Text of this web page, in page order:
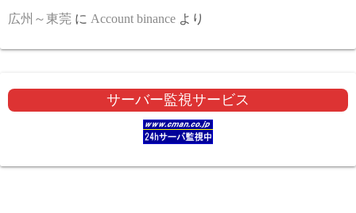
広州～東莞 に Account binance より
サーバー監視サービス